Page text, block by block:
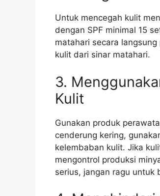
Untuk mencegah kulit
dengan SPF minimal 15
matahari secara
kulit dari sinar matahari.
3.
Kulit
Gunakan produk
cenderung kering,
kelembaban kulit. Jika
mengontrol produksi
serius, jangan ragu untuk